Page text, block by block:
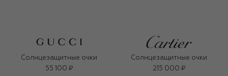
Солнцезащитные очки
55 100 ₽
Солнцезащитные очки
215 000 ₽